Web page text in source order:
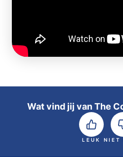
Wat vind jij van The
LEUK NIET